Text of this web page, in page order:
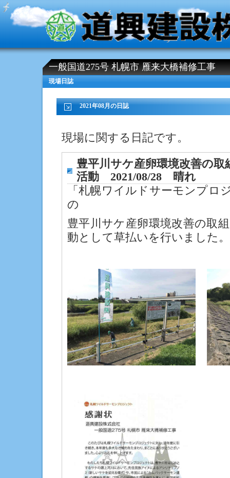
一般国道275号 札幌市 雁来大橋補修工事
現場日誌
2021年08月の日誌
現場に関する日記です。
豊平川サケ産卵環境改善の
活動 2021/08/28 晴れ
「札幌ワイルドサーモンプロ
の
豊平川サケ産卵環境改善の取
動として草払いを行いました。